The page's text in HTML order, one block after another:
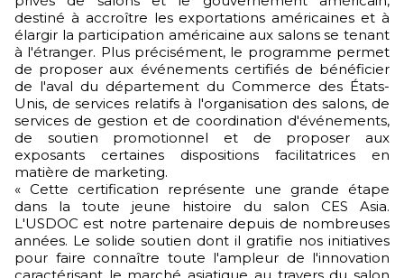
destiné à accroître les exportations américaines et à
élargir la participation américaine aux salons se tenant
à l'étranger. Plus précisément, le programme permet
de proposer aux événements certifiés de bénéficier
de l'aval du département du Commerce des États-
Unis, de services relatifs à l'organisation des salons, de
services de gestion et de coordination d'événements,
de soutien promotionnel et de proposer aux
exposants certaines dispositions facilitatrices en
matière de marketing.
« Cette certification représente une grande étape
dans la toute jeune histoire du salon CES Asia.
L'USDOC est notre partenaire depuis de nombreuses
années. Le solide soutien dont il gratifie nos initiatives
pour faire connaître toute l'ampleur de l'innovation